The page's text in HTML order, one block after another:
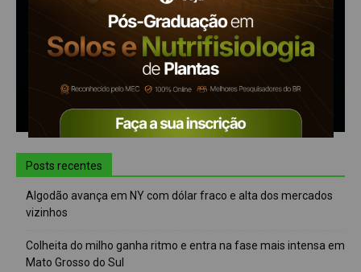
Posts recentes
Algodão avança em NY com dólar fraco e alta dos mercados
vizinhos
Colheita do milho ganha ritmo e entra na fase mais intensa em
Mato Grosso do Sul